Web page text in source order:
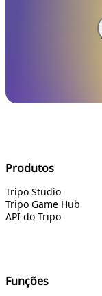
Produtos
Tripo Studio
Tripo Game Hub
API do Tripo
Funções